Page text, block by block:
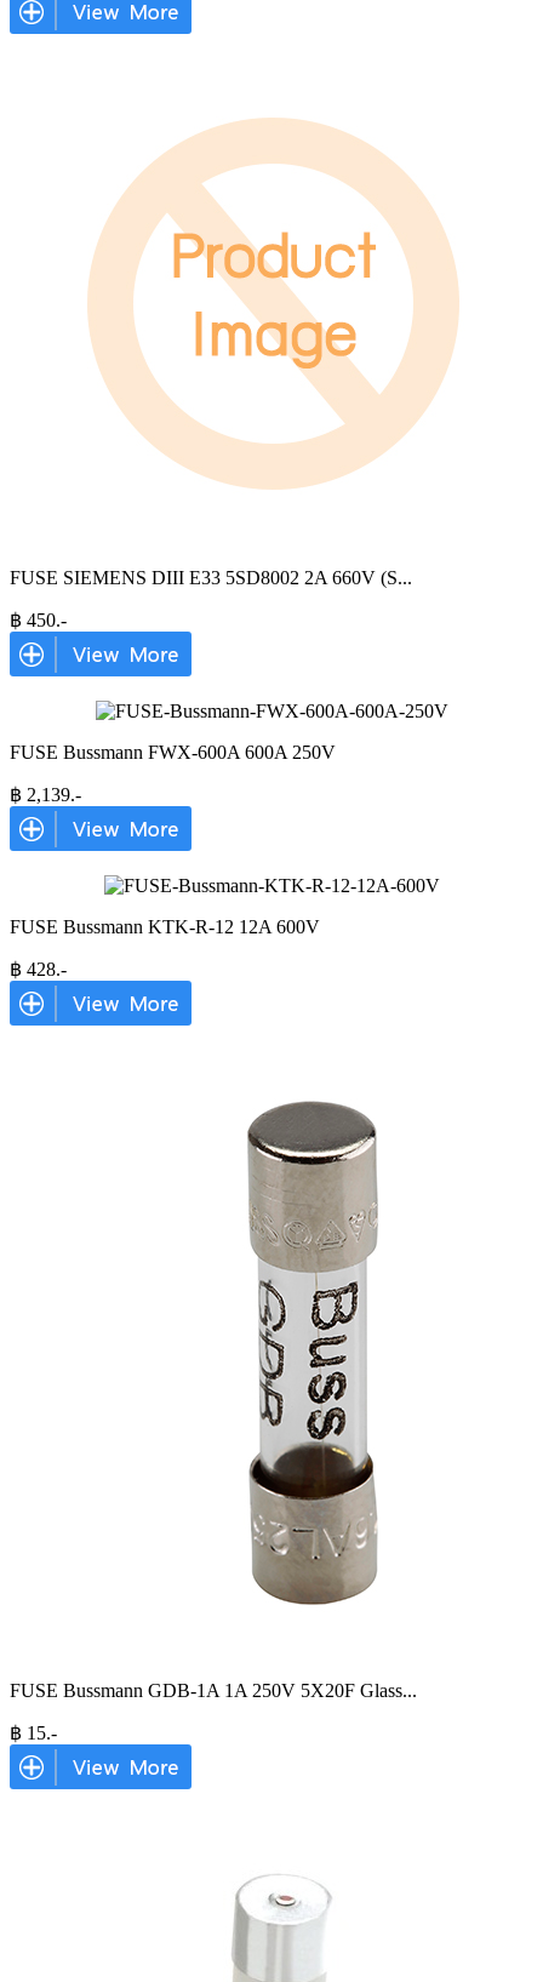
FUSE SIEMENS DIII E33 5SD8002 2A 660V (S...
฿ 450.-
FUSE Bussmann FWX-600A 600A 250V
฿ 2,139.-
FUSE Bussmann KTK-R-12 12A 600V
฿ 428.-
FUSE Bussmann GDB-1A 1A 250V 5X20F Glass...
฿ 15.-